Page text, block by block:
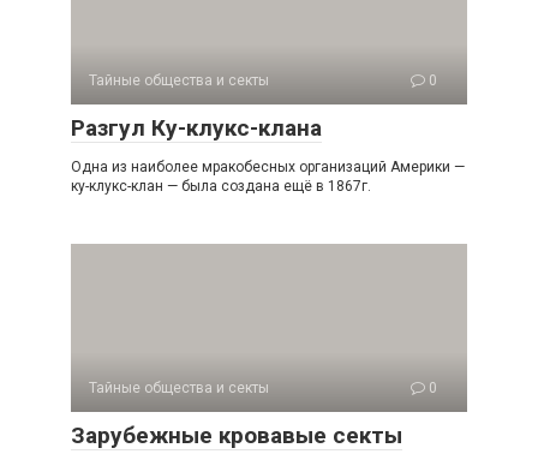
Тайные общества и секты 0
Разгул Ку-клукс-клана
Одна из наиболее мракобесных организаций Америки —
ку-клукс-клан — была создана ещё в 1867г.
Тайные общества и секты 0
Зарубежные кровавые секты